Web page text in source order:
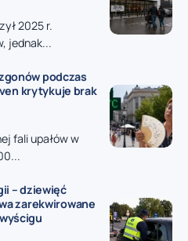
2025 r.
jednak...
podczas
krytykuje brak
fali upałów w
– dziewięć
zarekwirowane